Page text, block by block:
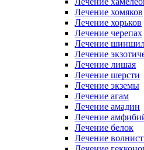
Лечение хомяков
Лечение хорьков
Лечение черепах
Лечение
Лечение
Лечение лишая
Лечение шерсти
Лечение экземы
Лечение агам
Лечение амадин
Лечение
Лечение белок
Лечение